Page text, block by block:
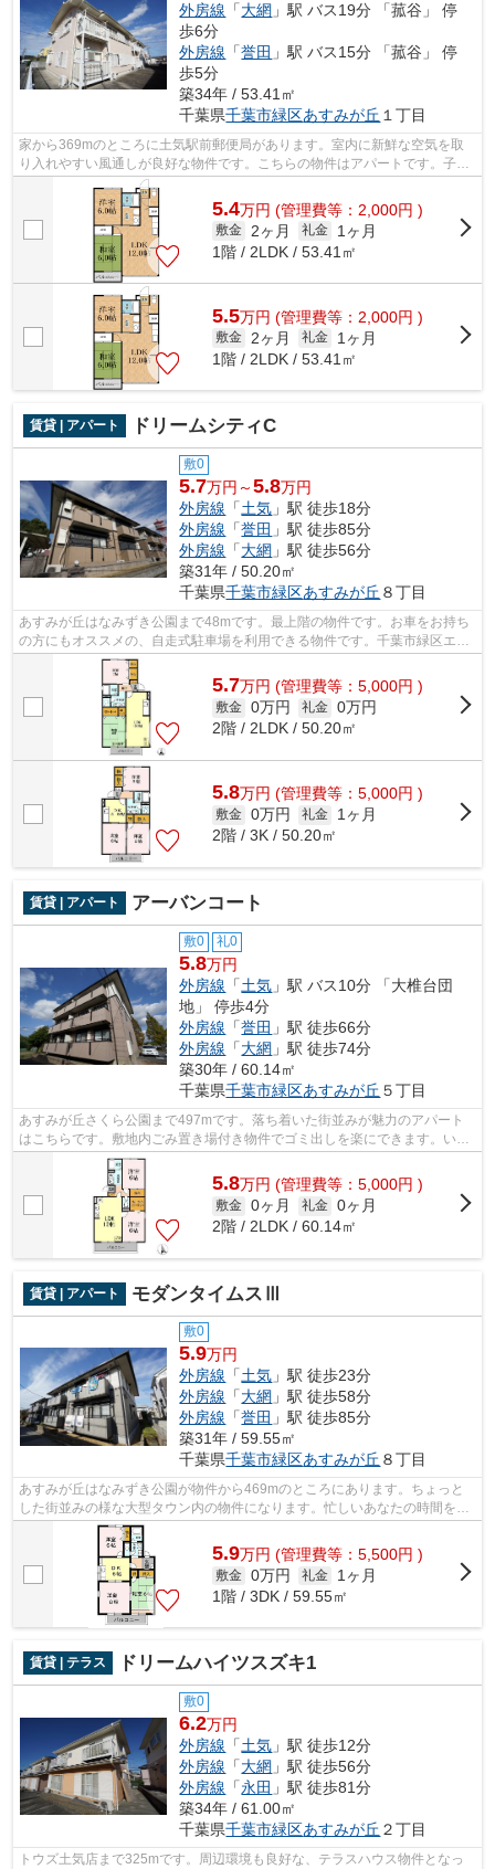
外房線 「大網 」駅 バス19分 「菰谷」 停
歩6分
外房線 「誉田 」駅 バス15分 「菰谷」 停
歩5分
築34年 / 53.41㎡
千葉県千葉市緑区あすみが丘 １丁目
家から369mのところに土気駅前郵便局があります。室内に新鮮な空気を取
り入れやすい風通しが良好な物件です。こちらの物件はアパートです。子育
てをする際の悩みも大型タウン内なら解...
5.4万円 (管理費等：2,000円 )
敷金 2ヶ月 礼金
1ヶ月
1階 / 2LDK / 53.41㎡
5.5万円 (管理費等：2,000円 )
敷金 2ヶ月 礼金
1ヶ月
1階 / 2LDK / 53.41㎡
賃貸 | アパート ドリームシティC
敷0
5.7万円～5.8万円
外房線 「土気 」駅 徒歩18分
外房線 「誉田 」駅 徒歩85分
外房線 「大網 」駅 徒歩56分
築31年 / 50.20㎡
千葉県千葉市緑区あすみが丘 ８丁目
あすみが丘はなみずき公園まで48mです。最上階の物件です。お車をお持ち
の方にもオススメの、自走式駐車場を利用できる物件です。千葉市緑区エリ
アの賃貸情報が株式会社ネイティブ・ト...
5.7万円 (管理費等：5,000円 )
敷金 0万円 礼金 0万円
2階 / 2LDK / 50.20㎡
5.8万円 (管理費等：5,000円 )
敷金 0万円 礼金
1ヶ月
2階 / 3K / 50.20㎡
賃貸 | アパート アーバンコート
敷0 礼0
5.8万円
外房線 「土気 」駅 バス10分 「大椎台団
地」 停歩4分
外房線 「誉田 」駅 徒歩66分
外房線 「大網 」駅 徒歩74分
築30年 / 60.14㎡
千葉県千葉市緑区あすみが丘 ５丁目
あすみが丘さくら公園まで497mです。落ち着いた街並みが魅力のアパート
はこちらです。敷地内ごみ置き場付き物件でゴミ出しを楽にできます。いつ
でも快適空間を味わえる通風良好な気持...
5.8万円 (管理費等：5,000円 )
敷金 0ヶ月 礼金 0ヶ月
2階 / 2LDK / 60.14㎡
賃貸 | アパート モダンタイムスⅢ
敷0
5.9万円
外房線 「土気 」駅 徒歩23分
外房線 「大網 」駅 徒歩58分
外房線 「誉田 」駅 徒歩85分
築31年 / 59.55㎡
千葉県千葉市緑区あすみが丘 ８丁目
あすみが丘はなみずき公園が物件から469mのところにあります。ちょっと
した街並みの様な大型タウン内の物件になります。忙しいあなたの時間を有
効的に使えるのが敷地内ごみ置き場です...
5.9万円 (管理費等：5,500円 )
敷金 0万円 礼金
1ヶ月
1階 / 3DK / 59.55㎡
賃貸 | テラス ドリームハイツスズキ1
敷0
6.2万円
外房線 「土気 」駅 徒歩12分
外房線 「大網 」駅 徒歩56分
外房線 「永田 」駅 徒歩81分
築34年 / 61.00㎡
千葉県千葉市緑区あすみが丘 ２丁目
トウズ土気店まで325mです。周辺環境も良好な、テラスハウス物件となっ